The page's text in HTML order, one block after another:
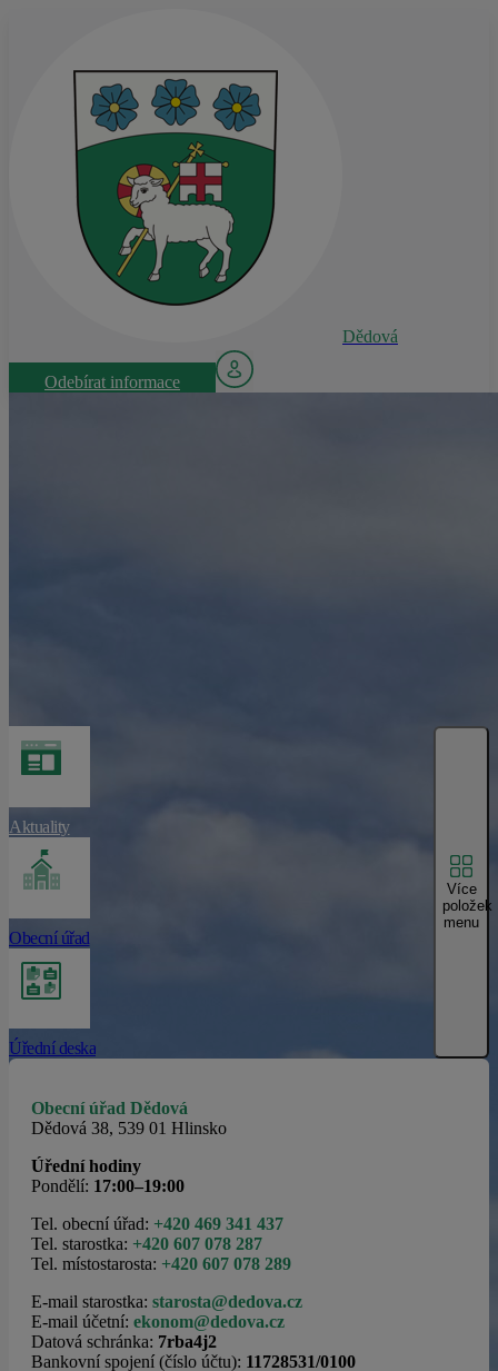
Dědová
Odebírat informace
Aktuality
Obecní úřad
Úřední deska
Více
položek
menu
Obecní úřad Dědová
Dědová 38, 539 01 Hlinsko
Úřední hodiny
Pondělí: 17:00–19:00
Tel. obecní úřad: +420 469 341 437
Tel. starostka: +420 607 078 287
Tel. místostarosta: +420 607 078 289
E-mail starostka: starosta@dedova.cz
E-mail účetní: ekonom@dedova.cz
Datová schránka: 7rba4j2
Bankovní spojení (číslo účtu): 11728531/0100